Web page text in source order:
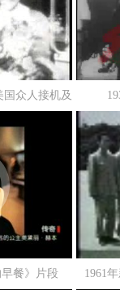
国众人接机及
资料
餐》片段 1961